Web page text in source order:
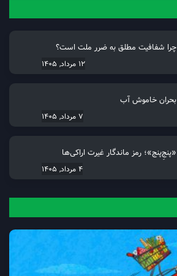
چرا شفافیت مطلق به ضرر ملت است؟
12 مرداد, 1405
بحران خاموش آب
7 مرداد, 1405
«پنجِ‌پنج»؛ رمز ماندگار غیرت اراکی‌ها
4 مرداد, 1405